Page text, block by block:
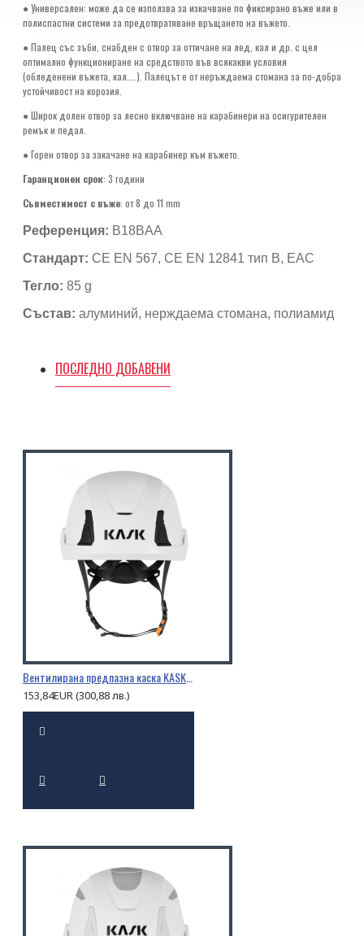
● Универсален: може да се използва за изкачване по фиксирано въже или в
полиспастни системи за предотвратяване връщането на въжето.
● Палец със зъби, снабден с отвор за оттичане на лед, кал и др. с цел
оптимално функциониране на средството във всякакви условия
(обледенени въжета, кал....). Палецът е от неръждаема стомана за по-добра
устойчивост на корозия.
● Широк долен отвор за лесно включване на карабинери на осигурителен
ремък и педал.
● Горен отвор за закачане на карабинер към въжето.
Гаранционен срок: 3 години
Съвместимост с въже: от 8 до 11 mm
Референция: B18BAA
Стандарт: CE EN 567, CE EN 12841 тип B, EAC
Тегло: 85 g
Състав: алуминий, нерждаема стомана, полиамид
ПОСЛЕДНО ДОБАВЕНИ
Вентилирана предпазна каска KASK PRIMERO AIR
153,84EUR (300,88 лв.)